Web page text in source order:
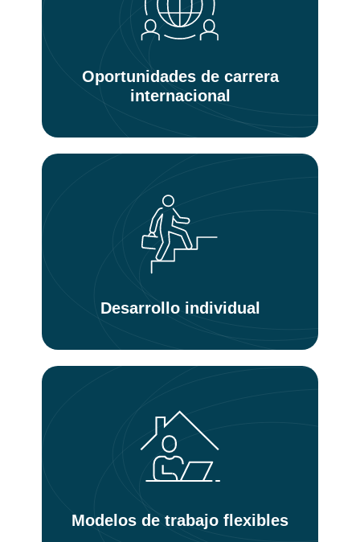
Oportunidades de carrera
internacional
Desarrollo individual
Modelos de trabajo flexibles